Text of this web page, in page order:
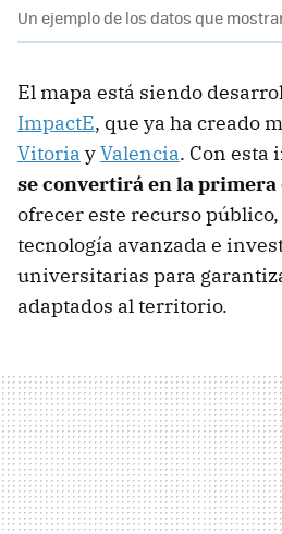
Un ejemplo de los datos que
El mapa está siendo
ImpactE, que ya ha creado
Vitoria yValencia. Con esta
se convertirá en la primera
ofrecer este recurso
tecnología avanzada e
universitarias para
adaptados al territorio.